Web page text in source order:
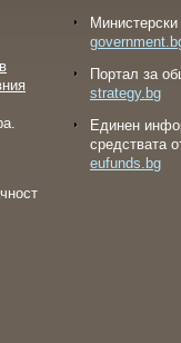
Портал за
strategy.bg
Eдинен
средствата
eufunds.bg